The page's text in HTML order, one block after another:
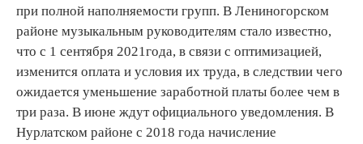
при полной наполняемости групп. В Лениногорском
районе музыкальным руководителям стало известно,
что с 1 сентября 2021года, в связи с оптимизацией,
изменится оплата и условия их труда, в следствии чего
ожидается уменьшение заработной платы более чем в
три раза. В июне ждут официального уведомления. В
Нурлатском районе с 2018 года начисление